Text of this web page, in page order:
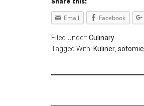
Share this:
Email Facebook
Filed Under: Culinary
Tagged With: Kuliner sotomie